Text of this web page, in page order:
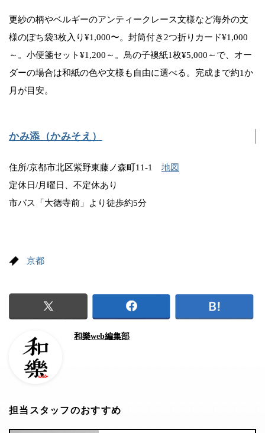
更紗の柄やベルギーのアンティークレース文様など海外の文
様のぽち袋3枚入り¥1,000〜。封筒付き2つ折りカード¥1,000
～。小便箋セット¥1,200～。鳥の子襖紙1枚¥5,000～で、オー
ダーの場合は和紙の色や文様も自由に選べる。完成まで約1か
月が目安。
かみ添（かみそえ）
住所/京都市北区紫野東藤ノ森町11-1 地図
定休日/月曜日、不定休あり
市バス「大徳寺前」より徒歩約5分
京都
和樂web編集部
担当スタッフのおすすめ